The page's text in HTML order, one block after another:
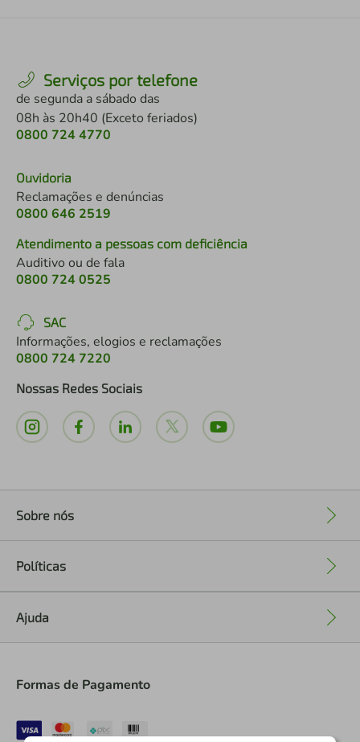
Serviços por telefone
de segunda a sábado das
08h às 20h40 (Exceto feriados)
0800 724 4770
Ouvidoria
Reclamações e denúncias
0800 646 2519
Atendimento a pessoas com deficiência
Auditivo ou de fala
0800 724 0525
SAC
Informações, elogios e reclamações
0800 724 7220
Nossas Redes Sociais
Sobre nós
Políticas
Ajuda
Formas de Pagamento